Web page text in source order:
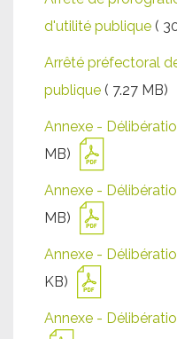
d'utilité publique (
Arrêté préfectoral
publique ( 7.27 MB)
Annexe -
MB)
Annexe -
MB)
Annexe -
KB)
Annexe -